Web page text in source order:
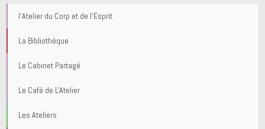
l'Atelier du Corp et de l'Esprit
La Bibliothèque
Le Cabinet Partagé
Le Café de L'Atelier
Les Ateliers